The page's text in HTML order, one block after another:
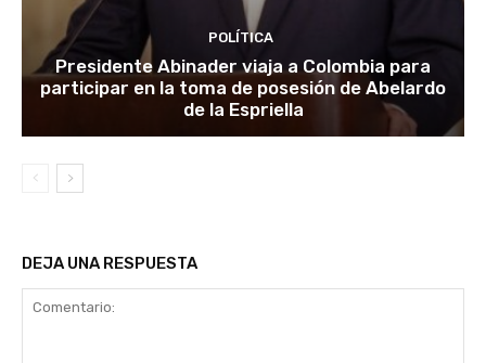
POLÍTICA
Presidente Abinader viaja a Colombia para
participar en la toma de posesión de Abelardo
de la Espriella
DEJA UNA RESPUESTA